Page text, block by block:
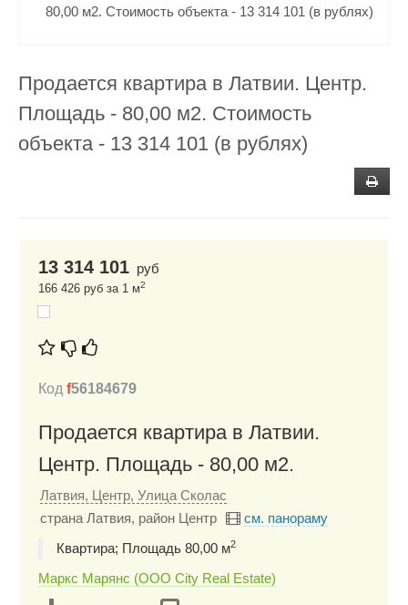
80,00 м2. Стоимость объекта - 13 314 101 (в рублях)
Продается квартира в Латвии. Центр.
Площадь - 80,00 м2. Стоимость
объекта - 13 314 101 (в рублях)
13 314 101 руб
166 426 руб за 1 м2
Код f56184679
Продается квартира в Латвии.
Центр. Площадь - 80,00 м2.
Латвия, Центр, Улица Сколас
страна Латвия, район Центр
см. панораму
Квартира; Площадь 80,00 м2
Маркс Марянс (ООО City Real Estate)